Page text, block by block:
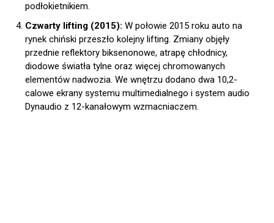
podłokietnikiem.
Czwarty lifting (2015): W połowie 2015 roku auto na
rynek chiński przeszło kolejny lifting. Zmiany objęły
przednie reflektory biksenonowe, atrapę chłodnicy,
diodowe światła tylne oraz więcej chromowanych
elementów nadwozia. We wnętrzu dodano dwa 10,2-
calowe ekrany systemu multimedialnego i system audio
Dynaudio z 12-kanałowym wzmacniaczem.